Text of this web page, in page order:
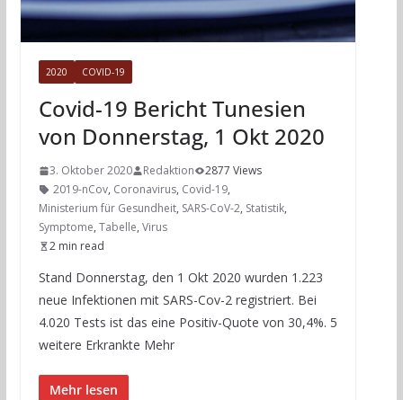
2020 COVID-19
Covid-19 Bericht Tunesien
von Donnerstag, 1 Okt 2020
3. Oktober 2020 Redaktion
2877 Views
2019-nCov, Coronavirus, Covid-19,
Ministerium für Gesundheit, SARS-CoV-2, Statistik,
Symptome, Tabelle, Virus
2 min read
Stand Donnerstag, den 1 Okt 2020 wurden 1.223
neue Infektionen mit SARS-Cov-2 registriert. Bei
4.020 Tests ist das eine Positiv-Quote von 30,4%. 5
weitere Erkrankte Mehr
Mehr lesen